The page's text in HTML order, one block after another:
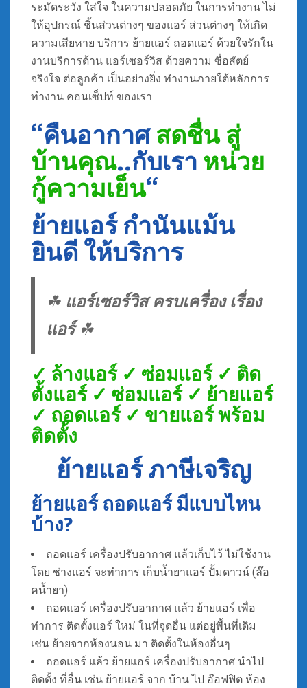
ระมัดระวัง ใส่ใจ ในความปลอดภัย ในการทำงาน ไม่
ให้อุปกรณ์ ชิ้นส่วนต่างๆ ของแอร์ ส่วนต่างๆ ให้เกิด
ความเสียหาย บริการ ย้ายแอร์ ถอดแอร์ ด้วยใจรักใน
งานบริการด้าน แอร์เซอร์วิส ด้วยความ ซื่อสัตย์
จริงใจ ต่อลูกค้า เป็นอย่างยิ่ง ทำงานภายใต้หลักการ
ทำงาน คอนเซ็ปท์ ของเรา
“คืนอากาศสดชื่น สู่
บ้านคุณ..กับเรา หน่วย
กู้ความเย็น“
ย้ายแอร์ กำนันแม้น
ยินดี ให้บริการ
☘ แอร์เซอร์วิส ครบเครื่อง เรื่อง
แอร์ ☘
✓ ล้างแอร์ ✓ ซ่อมแอร์ ✓ ติด
ตั้งแอร์ ✓ ซ่อมแอร์ ✓ ย้ายแอร์
✓ ถอดแอร์ ✓ ขายแอร์ พร้อม
ติดตั้ง
ย้ายแอร์ภาษีเจริญ
ย้ายแอร์ ถอดแอร์ มีแบบไหน
บ้าง?
ถอดแอร์ เครื่องปรับอากาศ แล้วเก็บไว้ ไม่ใช้งาน
โดย ช่างแอร์ จะทำการ เก็บน้ำยาแอร์ ปั้มดาวน์ (ล๊อ
คน้ำยา)
ถอดแอร์ เครื่องปรับอากาศ แล้ว ย้ายแอร์ เพื่อ
ทำการ ติดตั้งแอร์ ใหม่ ในที่จุดอื่น แต่อยู่พื้นที่เดิม
เช่น ย้ายจากห้องนอน มา ติดตั้งในห้องอื่นๆ
ถอดแอร์ แล้ว ย้ายแอร์ เครื่องปรับอากาศ นำไป
ติดตั้ง ที่อื่น เช่น ย้ายแอร์ จาก บ้าน ไป อ๊อฟฟิต ห้อง